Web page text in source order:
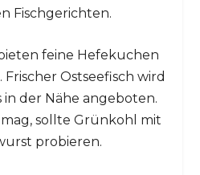
Fischgerichten.
feine Hefekuchen
Ostseefisch wird
der Nähe angeboten.
sollte Grünkohl mit
probieren.